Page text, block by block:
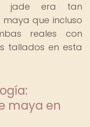
jade era tan
que incluso
reales con
tallados en esta
maya en